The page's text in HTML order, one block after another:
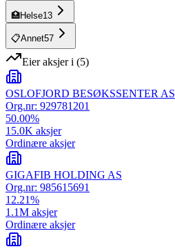
🏥Helse13
📋Annet57
Eier aksjer i (5)
OSLOFJORD BESØKSSENTER AS
Org.nr: 929781201
50.00%
15.0K aksjer
Ordinære aksjer
GIGAFIB HOLDING AS
Org.nr: 985615691
12.21%
1.1M aksjer
Ordinære aksjer